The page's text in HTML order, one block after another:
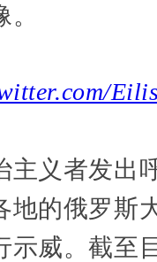
主义者发出
地的俄罗斯
示威。截至